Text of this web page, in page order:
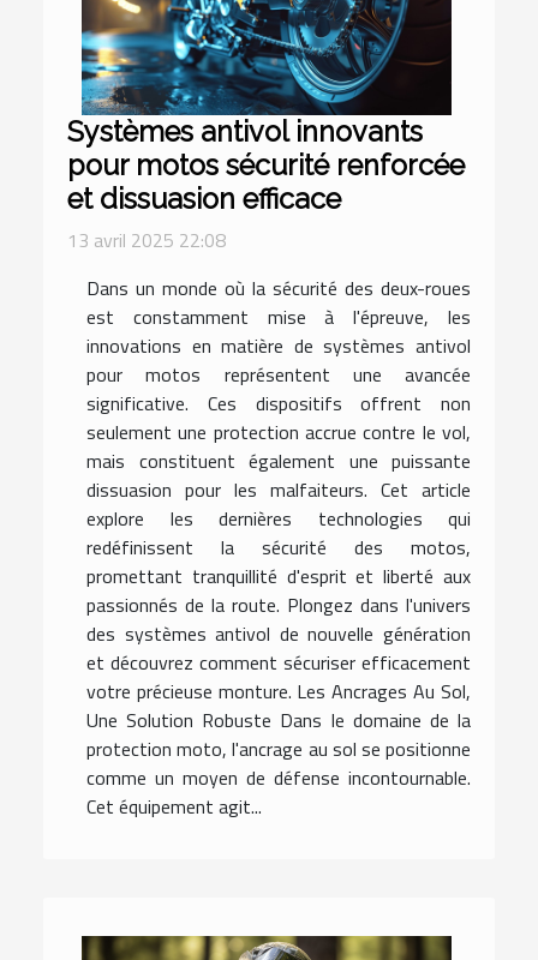
Systèmes antivol innovants
pour motos sécurité renforcée
et dissuasion efficace
13 avril 2025 22:08
Dans un monde où la sécurité des deux-roues
est constamment mise à l'épreuve, les
innovations en matière de systèmes antivol
pour motos représentent une avancée
significative. Ces dispositifs offrent non
seulement une protection accrue contre le vol,
mais constituent également une puissante
dissuasion pour les malfaiteurs. Cet article
explore les dernières technologies qui
redéfinissent la sécurité des motos,
promettant tranquillité d'esprit et liberté aux
passionnés de la route. Plongez dans l'univers
des systèmes antivol de nouvelle génération
et découvrez comment sécuriser efficacement
votre précieuse monture. Les Ancrages Au Sol,
Une Solution Robuste Dans le domaine de la
protection moto, l'ancrage au sol se positionne
comme un moyen de défense incontournable.
Cet équipement agit...